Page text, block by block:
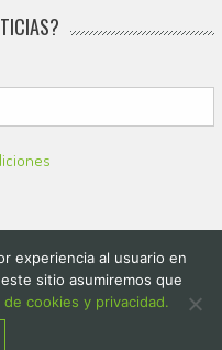
Colón
experiencia al usuario en
sitio asumiremos que
de cookies y privacidad.